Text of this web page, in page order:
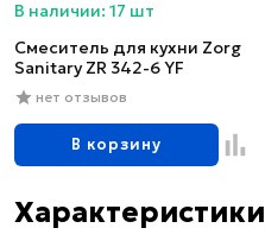
В наличии: 17 шт
Смеситель для кухни Zorg
Sanitary ZR 342-6 YF
нет отзывов
В корзину
Характеристики